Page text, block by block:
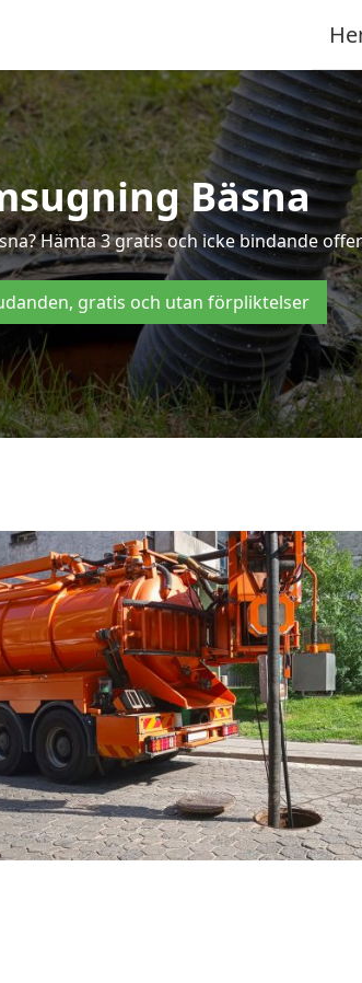
Bäsna
Hämta 3 gratis och icke bindande
gratis och utan förpliktelser